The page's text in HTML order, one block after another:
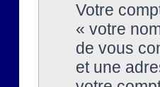
Votre
« votre
de vous
et une